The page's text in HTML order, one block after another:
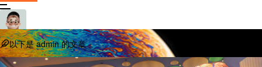
以下是admin 的文章